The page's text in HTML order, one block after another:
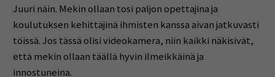
Juuri näin. Mekin ollaan tosi paljon opettajina ja
koulutuksen kehittäjinä ihmisten kanssa aivan jatkuvasti
töissä. Jos tässä olisi videokamera, niin kaikki näkisivät,
että mekin ollaan täällä hyvin ilmeikkäinä ja
innostuneina.